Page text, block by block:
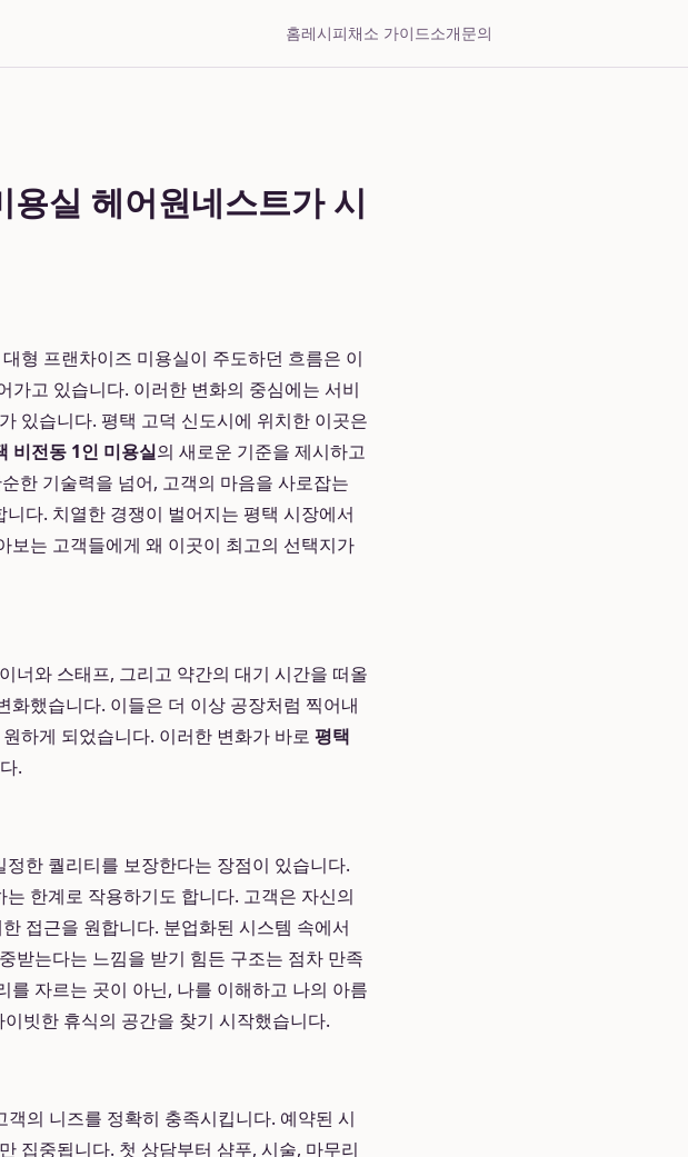
홈레시피채소 가이드소개문의
실 헤어원네스트가 시
형 프랜차이즈 미용실이 주도하던 흐름은 이
고 있습니다. 이러한 변화의 중심에는 서비
있습니다. 평택 고덕 신도시에 위치한 이곳은
비전동 1인 미용실의 새로운 기준을 제시하고
한 기술력을 넘어, 고객의 마음을 사로잡는
다. 치열한 경쟁이 벌어지는 평택 시장에서
보는 고객들에게 왜 이곳이 최고의 선택지가
너와 스태프, 그리고 약간의 대기 시간을 떠올
했습니다. 이들은 더 이상 공장처럼 찍어내
하게 되었습니다. 이러한 변화가 바로 평택
.
한 퀄리티를 보장한다는 장점이 있습니다.
한계로 작용하기도 합니다. 고객은 자신의
접근을 원합니다. 분업화된 시스템 속에서
받는다는 느낌을 받기 힘든 구조는 점차 만족
자르는 곳이 아닌, 나를 이해하고 나의 아름
빗한 휴식의 공간을 찾기 시작했습니다.
의 니즈를 정확히 충족시킵니다. 예약된 시
집중됩니다. 첫 상담부터 샴푸, 시술, 마무리